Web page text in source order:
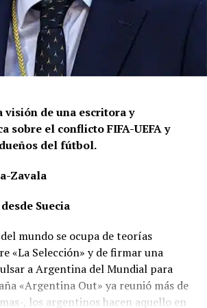
visión de una escritora y
sobre el conflicto FIFA-UEFA y
del fútbol.
Zavala
Suecia
mundo se ocupa de teorías
«La Selección» y de firmar una
a Argentina del Mundial para
«Argentina Out» ya reunió más de
, los argentinos hacen aquello en